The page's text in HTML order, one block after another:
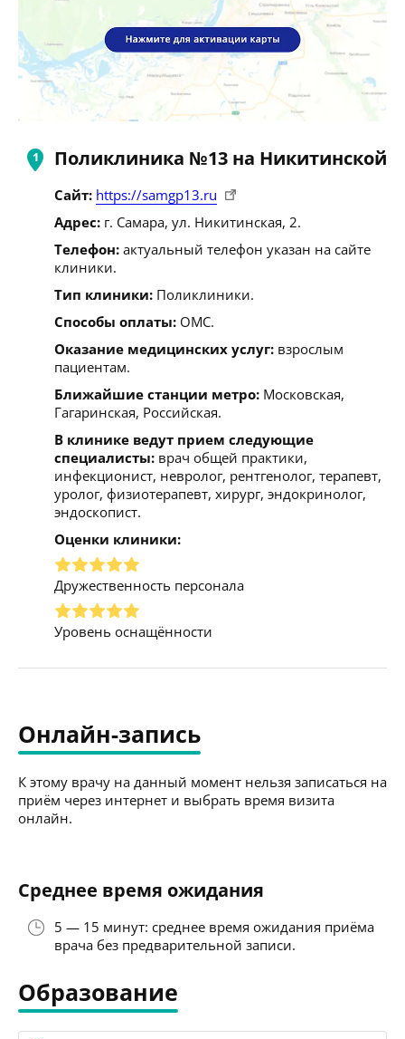
Поликлиника №13 на Никитинской
Сайт: https://samgp13.ru
Адрес: г. Самара, ул. Никитинская, 2.
Телефон: актуальный телефон указан на сайте
клиники.
Тип клиники: Поликлиники.
Способы оплаты: ОМС.
Оказание медицинских услуг: взрослым
пациентам.
Ближайшие станции метро: Московская,
Гагаринская, Российская.
В клинике ведут прием следующие
специалисты: врач общей практики,
инфекционист, невролог, рентгенолог, терапевт,
уролог, физиотерапевт, хирург, эндокринолог,
эндоскопист.
Оценки клиники:
Дружественность персонала
Уровень оснащённости
Онлайн-запись
К этому врачу на данный момент нельзя записаться на
приём через интернет и выбрать время визита
онлайн.
Среднее время ожидания
5 — 15 минут: среднее время ожидания приёма
врача без предварительной записи.
Образование